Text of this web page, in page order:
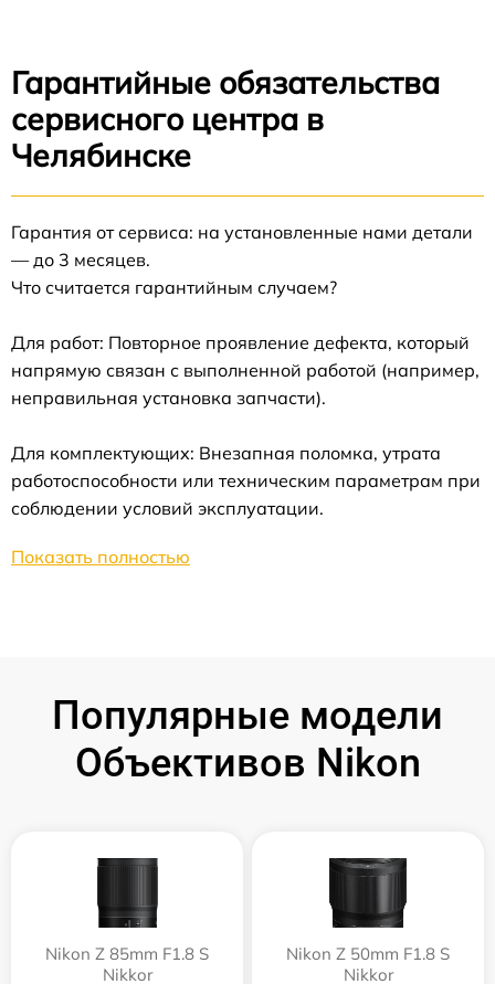
Гарантийные обязательства
сервисного центра в
Челябинске
Гарантия от сервиса: на установленные нами детали
— до 3 месяцев.
Что считается гарантийным случаем?
Для работ: Повторное проявление дефекта, который
напрямую связан с выполненной работой (например,
неправильная установка запчасти).
Для комплектующих: Внезапная поломка, утрата
работоспособности или техническим параметрам при
соблюдении условий эксплуатации.
Показать полностью
Популярные модели
Объективов Nikon
Nikon Z 85mm F1.8 S
Nikkor
Nikon Z 50mm F1.8 S
Nikkor